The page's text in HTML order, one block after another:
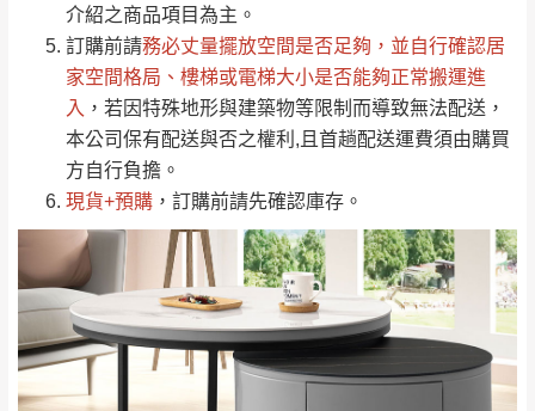
介紹之商品項目為主。
訂購前請務必丈量擺放空間是否足夠 ，並自行確認居
家空間格局、 樓梯或電梯大小是否能夠正常搬運進
入 ，若因特殊地形與建築物等限制而導致無法配送，
本公司保有配送與否之權利,且首趟配送運費須由購買
方自行負擔。
現貨+預購 ，訂購前請先確認庫存。
免 運
費
＊A108產品另收運費
新竹
峨眉鄉、五峰鄉、
橫山、北埔鄉、尖
石鄉、寶山鄉山
區、新埔山區、芎
台北 無
雙溪、貢寮、烏
來、平溪、九份、
石門、林口 下福
接單後二日內(不含例假日)，我們客服會與您
電話聯絡或E-Mail通知確認訂單。
（線上客
服 LINE → @dershin）
下單前先詢問是否現貨 ，若未詢問下單後無
現貨我們客服會再來電或E-Mail與您聯絡
（洽詢方式請搜尋 Line ID →
地區恕無法提供運送 (詳見運送規章)。
配送範圍：
苗栗至基隆；其它地區暫不開放，如因特殊
地型限制(山區、鄉、鎮、村)、樓梯太小、無